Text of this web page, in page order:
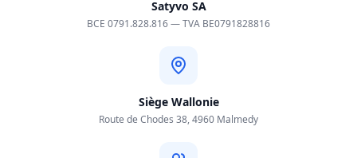
Satyvo SA
BCE 0791.828.816 — TVA BE0791828816
Siège Wallonie
Route de Chodes 38, 4960 Malmedy